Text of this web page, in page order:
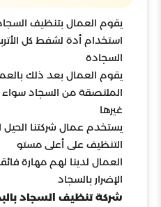
يقوم العمال بتنظيف
استخدام أدة لشفط كل
السجادة
يقوم العمال بعد ذلك
الملتصقة من السجاد سواء
غيرها
يستخدم عمال شركتنا الحيل
التنظيف على أعلى مستو
العمال لدينا لهم مهارة
الإضرار بالسجاد
شركة تنظيف السجاد